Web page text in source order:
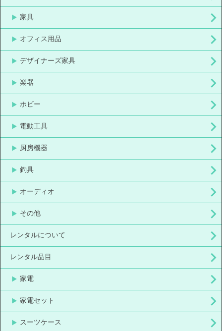
家具
オフィス用品
デザイナーズ家具
楽器
ホビー
電動工具
厨房機器
釣具
オーディオ
その他
レンタルについて
レンタル品目
家電
家電セット
スーツケース